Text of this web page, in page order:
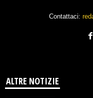
Contattaci:
ALTRE NOTIZIE